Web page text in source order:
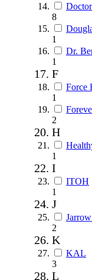
8
1
Dr.
1
F
Force
1
2
H
1
I
ITOH
1
J
2
K
KAL
3
L